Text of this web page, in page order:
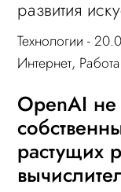
развития
Технологии -
Интернет, Работа
OpenAI
растущих